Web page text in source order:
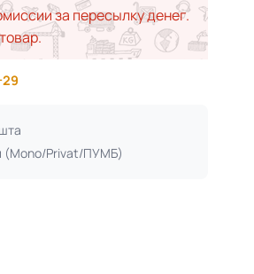
за пересылку денег.
(Mono/Privat/ПУМБ)